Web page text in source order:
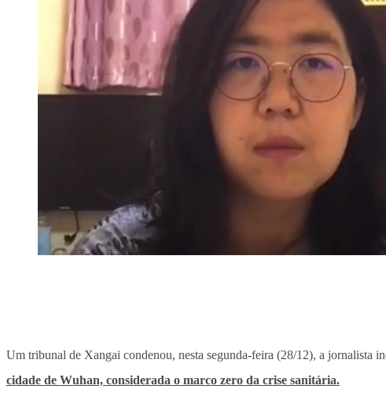
Um tribunal de Xangai condenou, nesta segunda-feira (28/12), a jornalista
cidade de Wuhan, considerada o marco zero da crise sanitária.